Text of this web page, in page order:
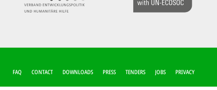
FUSSZEILEN-M
ENÜ
FAQ CONTACT DOWNLOADS PRESS TENDERS JOBS PRIVACY